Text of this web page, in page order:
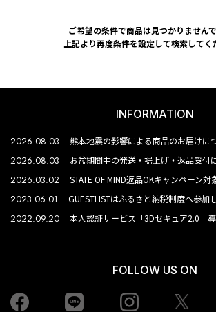
ご希望の条件で商品は見つかりませんで
上記より再度条件を設定して検索してく
INFORMATION
2026.08.03 熊本地震の影響による商品のお届けに
2026.08.03 お盆期間中の発送・裾上げ・返品受付
2026.03.02 STATE OF MIND返品OKキャンペーン対
2023.06.01 GUESTLISTはふるさと納税制度へ参加
2022.09.20 本人認証サービス「3Dセキュア2.0」
FOLLOW US ON
Facebook Instagram